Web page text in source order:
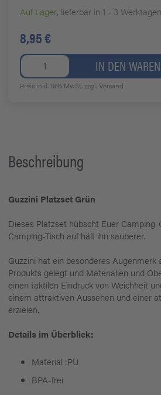
Auf Lager, lieferbar in 1 - 3 Werktagen
8,95 €
IN DEN
Preis inkl. 19% MwSt.zzgl. Versand
Beschreibung
Guzzini Platzset Grün
Dieses Platzset hübscht Euer
Camping-Tisch auf hält ihn sauberer.
Guzzini hat ein besonderes Augenmerk
Produkts gelegt und Materialien und
einen taktilen Eindruck von Weichheit
einem attraktiven Aussehen und einer
erzielen.
Details im Überblick:
Material :PU
BPA-frei